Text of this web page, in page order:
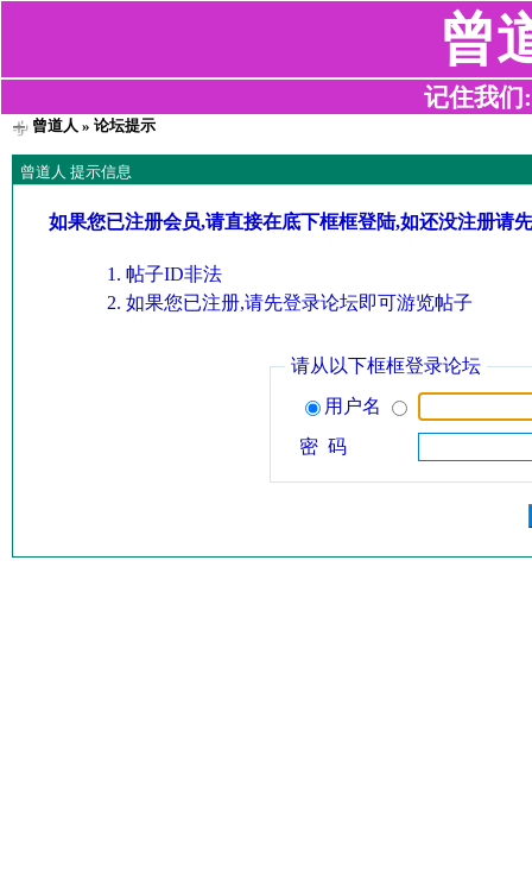
曾
记住我们
曾道人 » 论坛提示
曾道人 提示信息
如果您已注册会员,请直接在底下框框登陆,如还没注册请
帖子ID非法
如果您已注册,请先登录论坛即可游览帖子
请从以下框框登录论坛
用户名
密 码